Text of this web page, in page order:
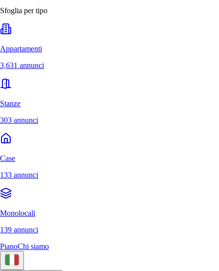
Sfoglia per tipo
Appartamenti
3,631 annunci
Stanze
303 annunci
Case
133 annunci
Monolocali
139 annunci
PianoChi siamo